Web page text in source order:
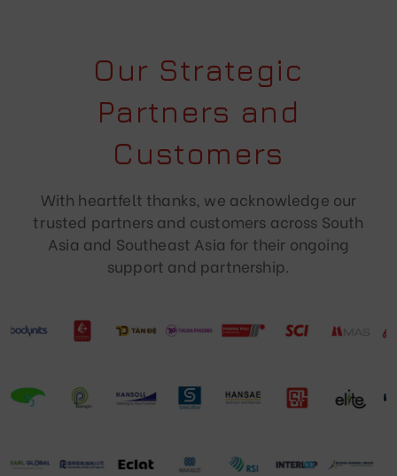
Our Strategic
Partners and
Customers
With heartfelt thanks, we acknowledge our
trusted partners and customers across South
Asia and Southeast Asia for their ongoing
support and partnership.